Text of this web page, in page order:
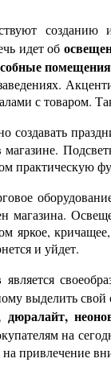
созданию
идет об
помещения
с товаром.
создавать
магазине.
практическую
магазина.
яркое,
и уйдет.
является
выделить
на
привлечение